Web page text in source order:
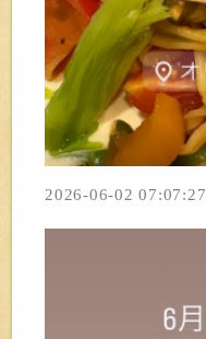
2026-06-02 07:07:27